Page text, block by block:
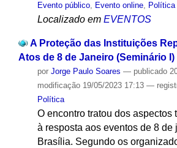
Evento público, Evento online, Política
Localizado em EVENTOS
A Proteção das Instituições
Atos de 8 de Janeiro (Seminário I)
por Jorge Paulo Soares — publicado
modificação19/05/2023 17:13 —
Política
O encontro tratou dos aspectos
à resposta aos eventos de 8 de
Brasília. Segundo os